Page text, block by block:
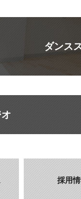
ダンス
採用